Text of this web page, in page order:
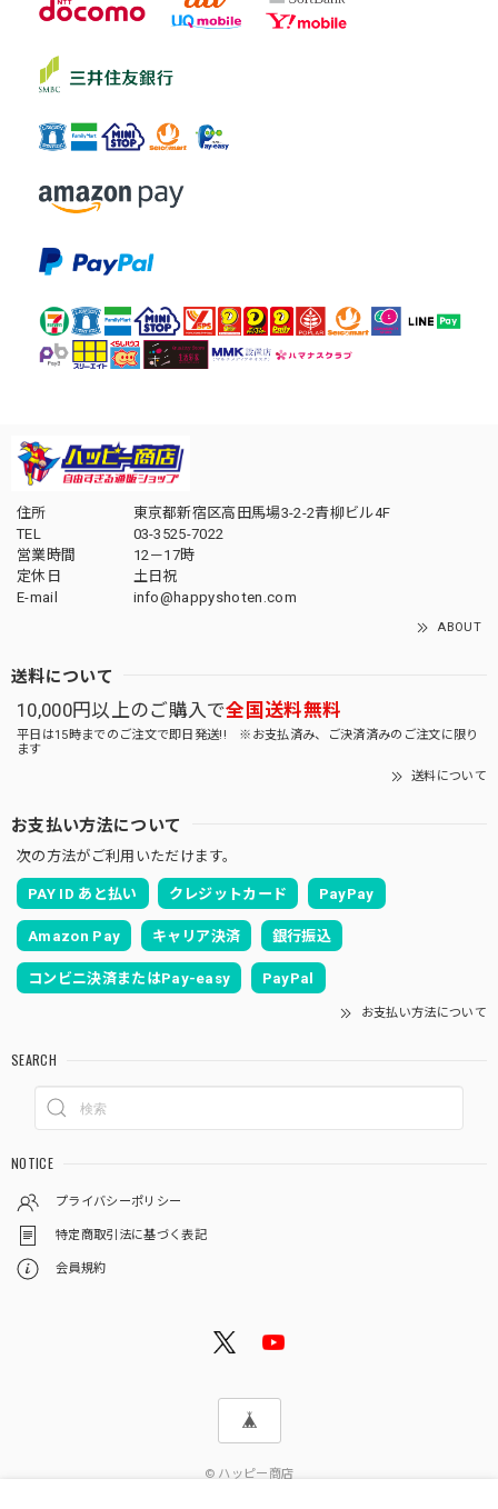
住所
東京都新宿区高田馬場3-2-2青柳ビル4F
TEL
03-3525-7022
営業時間
12－17時
定休日
土日祝
E-mail
info@happyshoten.com
ABOUT
送料について
10,000円以上のご購入で全国送料無料
平日は15時までのご注文で即日発送!! ※お支払済み、ご決済済みのご注文に限り
ます
送料について
お支払い方法について
次の方法がご利用いただけます。
PAY ID あと払い クレジットカード PayPay
Amazon Pay キャリア決済 銀行振込
コンビニ決済またはPay-easy PayPal
お支払い方法について
SEARCH
NOTICE
プライバシーポリシー
特定商取引法に基づく表記
会員規約
© ハッピー商店